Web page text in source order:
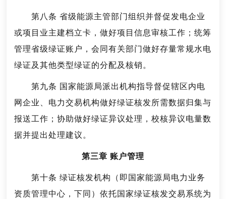
第八条 省级能源主管部门组织并督促发电企业
或项目业主建档立卡，做好项目信息审核工作；统筹
管理省级绿证账户，会同有关部门做好存量常规水电
绿证及其他类型绿证的分配及核销。
第九条 国家能源局派出机构指导督促辖区内电
网企业、电力交易机构做好绿证核发所需数据归集与
报送工作；协助做好绿证异议处理，校核异议电量数
据并提出处理建议。
第三章 账户管理
第十条 绿证核发机构（即国家能源局电力业务
资质管理中心，下同）依托国家绿证核发交易系统为